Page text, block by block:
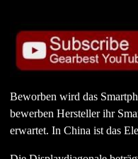
Beworben wird das
bewerben Hersteller ihr
erwartet. In China ist das